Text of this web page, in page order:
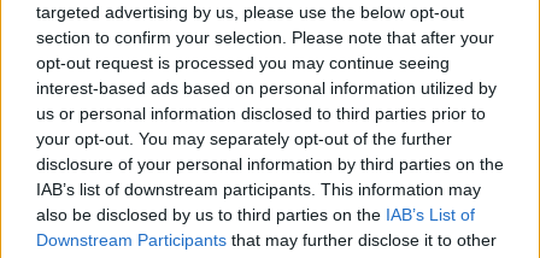
targeted advertising by us, please use the below opt-out
section to confirm your selection. Please note that after your
opt-out request is processed you may continue seeing
interest-based ads based on personal information utilized by
us or personal information disclosed to third parties prior to
your opt-out. You may separately opt-out of the further
disclosure of your personal information by third parties on the
IAB’s list of downstream participants. This information may
also be disclosed by us to third parties on the IAB’s List of
Downstream Participants that may further disclose it to other
Szólj hozzá!